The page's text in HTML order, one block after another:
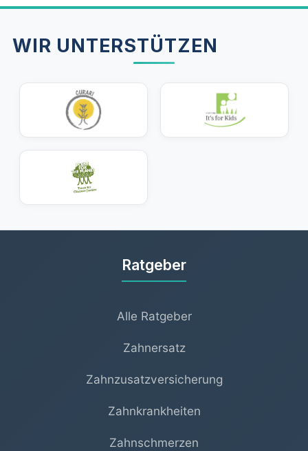
WIR UNTERSTÜTZEN
Ratgeber
Alle Ratgeber
Zahnersatz
Zahnzusatzversicherung
Zahnkrankheiten
Zahnschmerzen